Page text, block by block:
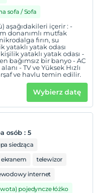
sofa / Sofa
aşağıdakileri içerir : -
donanımlı mutfak
fırın, su
yataklı yatak odası
yataklı yatak odası -
bağımsız bir banyo - AC
- TV ve Yüksek Hızlı
ve havlu temin edilir.
Wybierz datę
osób : 5
siedząca
ekranem
telewizor
internet
pojedyncze łóżko